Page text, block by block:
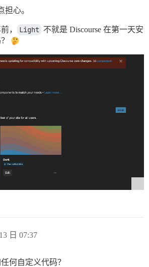
担心。
， Light 不就是 Discourse 在第一天安
日 07:37
何自定义代码？